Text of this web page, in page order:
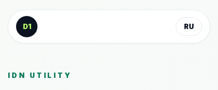
К содержанию
D1
RU
IDN UTILITY